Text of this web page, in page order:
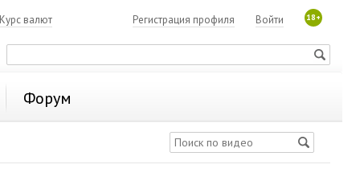
Курс валют 18+
Войти
Регистрация профиля
Форум